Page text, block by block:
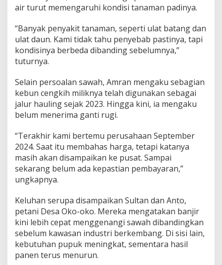
n
r
u
n
air turut memengaruhi kondisi tanaman padinya.
“Banyak penyakit tanaman, seperti ulat batang dan
ulat daun. Kami tidak tahu penyebab pastinya, tapi
kondisinya berbeda dibanding sebelumnya,”
tuturnya.
Selain persoalan sawah, Amran mengaku sebagian
kebun cengkih miliknya telah digunakan sebagai
jalur hauling sejak 2023. Hingga kini, ia mengaku
belum menerima ganti rugi.
“Terakhir kami bertemu perusahaan September
2024. Saat itu membahas harga, tetapi katanya
masih akan disampaikan ke pusat. Sampai
sekarang belum ada kepastian pembayaran,”
ungkapnya.
Keluhan serupa disampaikan Sultan dan Anto,
petani Desa Oko-oko. Mereka mengatakan banjir
kini lebih cepat menggenangi sawah dibandingkan
sebelum kawasan industri berkembang. Di sisi lain,
kebutuhan pupuk meningkat, sementara hasil
panen terus menurun.